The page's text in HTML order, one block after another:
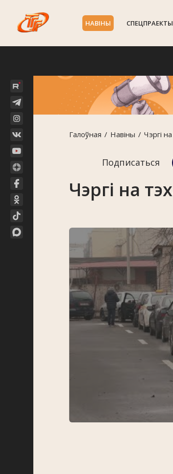
НАВIНЫ СПЕЦПРАЕКТЫ
Галоўная Навiны Чэргі
Подписаться
Чэргі на